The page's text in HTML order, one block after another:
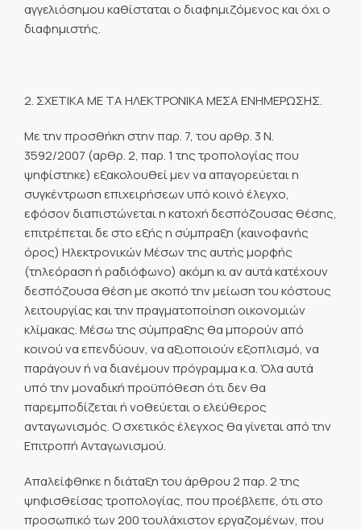
αγγελιόσημου καθίσταται ο διαφημιζόμενος και όχι ο
διαφημιστής.
2. ΣΧΕΤΙΚΑ ΜΕ ΤΑ ΗΛΕΚΤΡΟΝΙΚΑ ΜΕΣΑ ΕΝΗΜΕΡΩΣΗΣ.
Με την προσθήκη στην παρ. 7, του αρθρ. 3 Ν.
3592/2007 (αρθρ. 2, παρ. 1 της τροπολογίας που
ψηφίστηκε) εξακολουθεί μεν να απαγορεύεται η
συγκέντρωση επιχειρήσεων υπό κοινό έλεγχο,
εφόσον διαπιστώνεται η κατοχή δεσπόζουσας θέσης,
επιτρέπεται δε στο εξής η σύμπραξη (καινοφανής
όρος) Ηλεκτρονικών Μέσων της αυτής μορφής
(τηλεόραση ή ραδιόφωνο) ακόμη κι αν αυτά κατέχουν
δεσπόζουσα θέση με σκοπό την μείωση του κόστους
λειτουργίας και την πραγματοποίηση οικονομιών
κλίμακας. Μέσω της σύμπραξης θα μπορούν από
κοινού να επενδύουν, να αξιοποιούν εξοπλισμό, να
παράγουν ή να διανέμουν πρόγραμμα κ.α. Όλα αυτά
υπό την μοναδική προϋπόθεση ότι δεν θα
παρεμποδίζεται ή νοθεύεται ο ελεύθερος
ανταγωνισμός. Ο σχετικός έλεγχος θα γίνεται από την
Επιτροπή Ανταγωνισμού.
Απαλείφθηκε η διάταξη του άρθρου 2 παρ. 2 της
ψηφισθείσας τροπολογίας, που προέβλεπε, ότι στο
προσωπικό των 200 τουλάχιστον εργαζομένων, που